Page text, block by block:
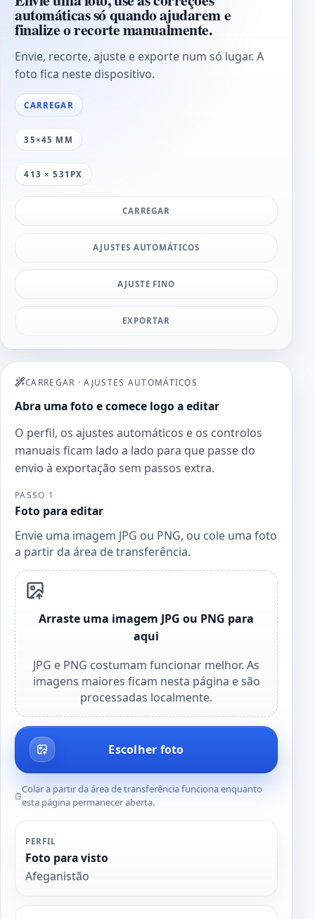
automáticas só quando ajudarem e
finalize o recorte manualmente.
Envie, recorte, ajuste e exporte num só lugar. A
foto fica neste dispositivo.
CARREGAR
35×45 MM
413 × 531PX
CARREGAR
AJUSTES AUTOMÁTICOS
AJUSTE FINO
EXPORTAR
CARREGAR ·AJUSTES AUTOMÁTICOS
Abra uma foto e comece logo a editar
O perfil, os ajustes automáticos e os controlos
manuais ficam lado a lado para que passe do
envio à exportação sem passos extra.
PASSO 1
Foto para editar
Envie uma imagem JPG ou PNG, ou cole uma foto
a partir da área de transferência.
Arraste uma imagem JPG ou PNG para
aqui
JPG e PNG costumam funcionar melhor. As
imagens maiores ficam nesta página e são
processadas localmente.
Escolher foto
Colar a partir da área de transferência funciona enquanto
esta página permanecer aberta.
PERFIL
Foto para visto
Afeganistão